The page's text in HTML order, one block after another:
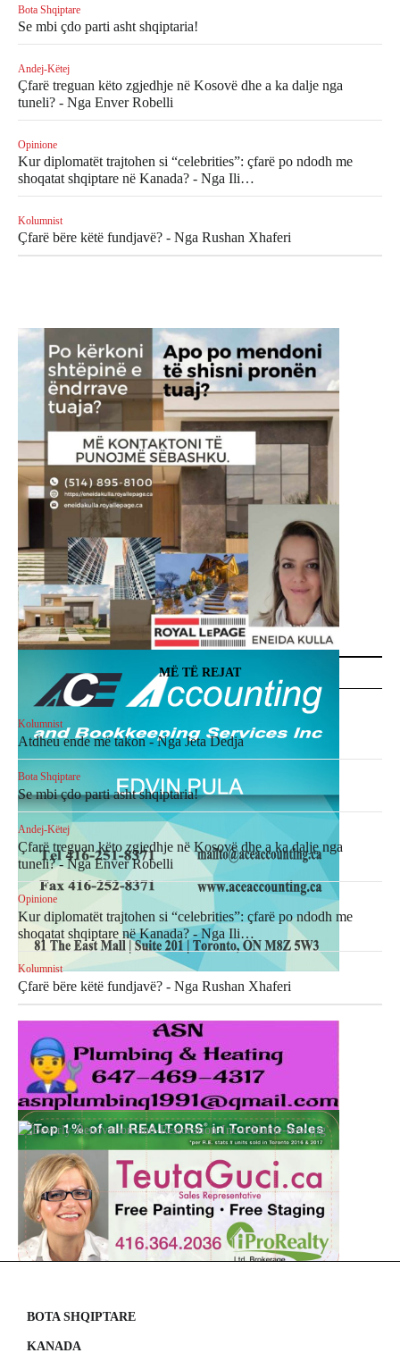
Bota Shqiptare
Se mbi çdo parti asht shqiptaria!
Andej-Këtej
Çfarë treguan këto zgjedhje në Kosovë dhe a ka dalje nga
tuneli? - Nga Enver Robelli
Opinione
Kur diplomatët trajtohen si “celebrities”: çfarë po ndodh me
shoqatat shqiptare në Kanada? - Nga Ili…
Kolumnist
Çfarë bëre këtë fundjavë? - Nga Rushan Xhaferi
MË TË REJAT
Kolumnist
Atdheu ende më takon - Nga Jeta Dedja
Bota Shqiptare
Se mbi çdo parti asht shqiptaria!
Andej-Këtej
Çfarë treguan këto zgjedhje në Kosovë dhe a ka dalje nga
tuneli? - Nga Enver Robelli
Opinione
Kur diplomatët trajtohen si “celebrities”: çfarë po ndodh me
shoqatat shqiptare në Kanada? - Nga Ili…
Kolumnist
Çfarë bëre këtë fundjavë? - Nga Rushan Xhaferi
BOTA SHQIPTARE
KANADA